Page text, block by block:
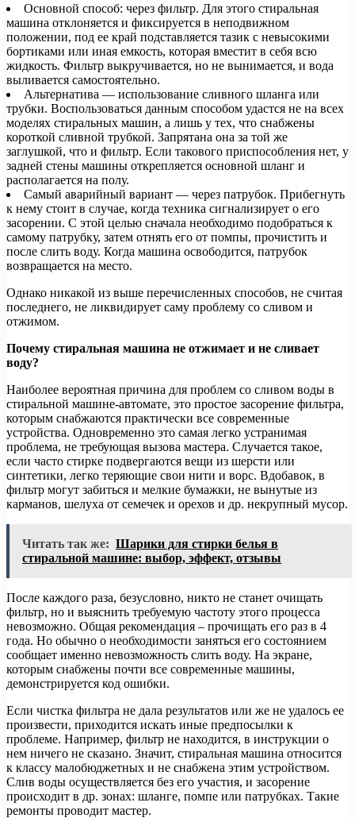
Основной способ: через фильтр. Для этого стиральная
машина отклоняется и фиксируется в неподвижном
положении, под ее край подставляется тазик с невысокими
бортиками или иная емкость, которая вместит в себя всю
жидкость. Фильтр выкручивается, но не вынимается, и вода
выливается самостоятельно.
Альтернатива — использование сливного шланга или
трубки. Воспользоваться данным способом удастся не на всех
моделях стиральных машин, а лишь у тех, что снабжены
короткой сливной трубкой. Запрятана она за той же
заглушкой, что и фильтр. Если такового приспособления нет, у
задней стены машины открепляется основной шланг и
располагается на полу.
Самый аварийный вариант — через патрубок. Прибегнуть
к нему стоит в случае, когда техника сигнализирует о его
засорении. С этой целью сначала необходимо подобраться к
самому патрубку, затем отнять его от помпы, прочистить и
после слить воду. Когда машина освободится, патрубок
возвращается на место.
Однако никакой из выше перечисленных способов, не считая
последнего, не ликвидирует саму проблему со сливом и
отжимом.
Почему стиральная машина не отжимает и не сливает
воду?
Наиболее вероятная причина для проблем со сливом воды в
стиральной машине-автомате, это простое засорение фильтра,
которым снабжаются практически все современные
устройства. Одновременно это самая легко устранимая
проблема, не требующая вызова мастера. Случается такое,
если часто стирке подвергаются вещи из шерсти или
синтетики, легко теряющие свои нити и ворс. Вдобавок, в
фильтр могут забиться и мелкие бумажки, не вынутые из
карманов, шелуха от семечек и орехов и др. некрупный мусор.
Читать так же: Шарики для стирки белья в
стиральной машине: выбор, эффект, отзывы
После каждого раза, безусловно, никто не станет очищать
фильтр, но и выяснить требуемую частоту этого процесса
невозможно. Общая рекомендация – прочищать его раз в 4
года. Но обычно о необходимости заняться его состоянием
сообщает именно невозможность слить воду. На экране,
которым снабжены почти все современные машины,
демонстрируется код ошибки.
Если чистка фильтра не дала результатов или же не удалось ее
произвести, приходится искать иные предпосылки к
проблеме. Например, фильтр не находится, в инструкции о
нем ничего не сказано. Значит, стиральная машина относится
к классу малобюджетных и не снабжена этим устройством.
Слив воды осуществляется без его участия, и засорение
происходит в др. зонах: шланге, помпе или патрубках. Такие
ремонты проводит мастер.